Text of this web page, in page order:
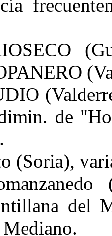
de
(Soria),
del